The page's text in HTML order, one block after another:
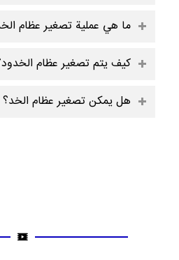
ما هي عملية تصغير عظام
كيف يتم تصغير عظام
هل يمكن تصغير عظام الخد؟